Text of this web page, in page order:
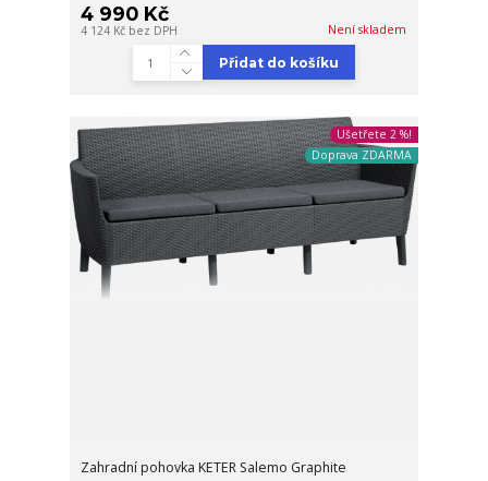
4 990 Kč
4 124 Kč bez DPH Není skladem
Přidat do košíku
Ušetřete 2 %!
Doprava ZDARMA
Zahradní pohovka KETER Salemo Graphite